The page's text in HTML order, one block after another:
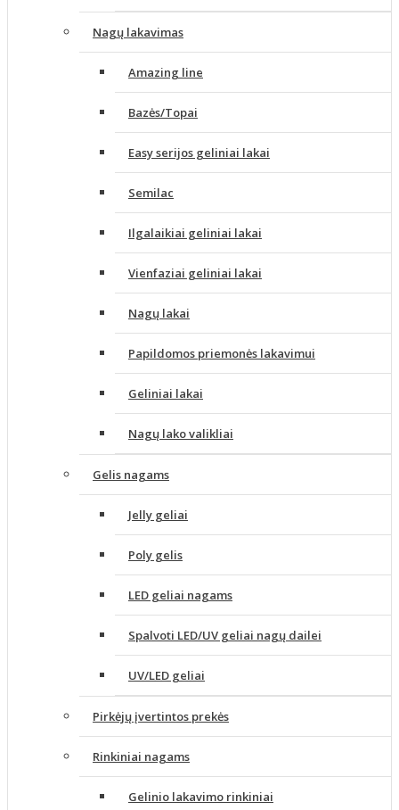
Nagų lakavimas
Amazing line
Bazės/Topai
Easy serijos geliniai lakai
Semilac
Ilgalaikiai geliniai lakai
Vienfaziai geliniai lakai
Nagų lakai
Papildomos priemonės lakavimui
Geliniai lakai
Nagų lako valikliai
Gelis nagams
Jelly geliai
Poly gelis
LED geliai nagams
Spalvoti LED/UV geliai nagų dailei
UV/LED geliai
Pirkėjų įvertintos prekės
Rinkiniai nagams
Gelinio lakavimo rinkiniai